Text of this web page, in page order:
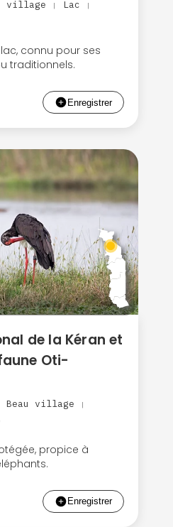
village | Lac |
connu pour ses
traditionnels.
de la Kéran et
Oti-
Beau village |
propice à